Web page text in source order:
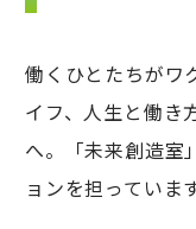
働くひとたちがワ
イフ、人生と働き
へ。「未来創造室
ョンを担っています